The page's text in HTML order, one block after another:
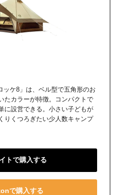
ッケ8」は、ベル型で五角形のお
たカラーが特徴。コンパクトで
に設営できる。小さい子どもが
りくつろぎたい少人数キャンプ
トで購入する
で購入する